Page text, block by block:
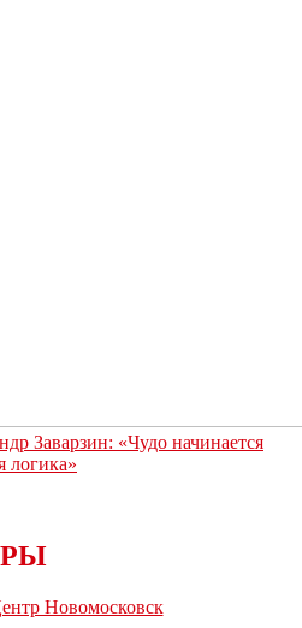
Заварзин: «Чудо начинается
логика»